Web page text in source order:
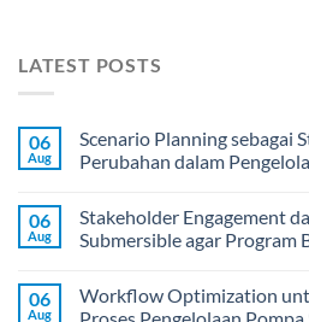
LATEST POSTS
06
Aug
Scenario Planning sebagai
Perubahan dalam
06
Aug
Stakeholder Engagement
Submersible agar Program
06
Aug
Workflow Optimization